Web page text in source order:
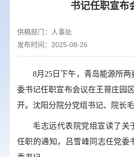
书记任职宣布
供稿部门：
人事处
发布时间：2025-08-26
8月 25 日下午，青岛能源所
委书记任职宣布会议在王哥庄园
开。沈阳分院分党组书记、院长
毛志远代表院党组宣读了关
任职的通知，吕雪峰同志任党委